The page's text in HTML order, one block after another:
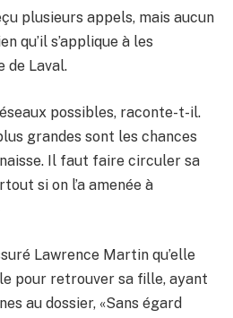
plusieurs appels, mais aucun
qu’il s’applique à les
de Laval.
possibles, raconte-t-il.
grandes sont les chances
Il faut faire circuler sa
si on l’a amenée à
Lawrence Martin qu’elle
pour retrouver sa fille, ayant
au dossier, «Sans égard